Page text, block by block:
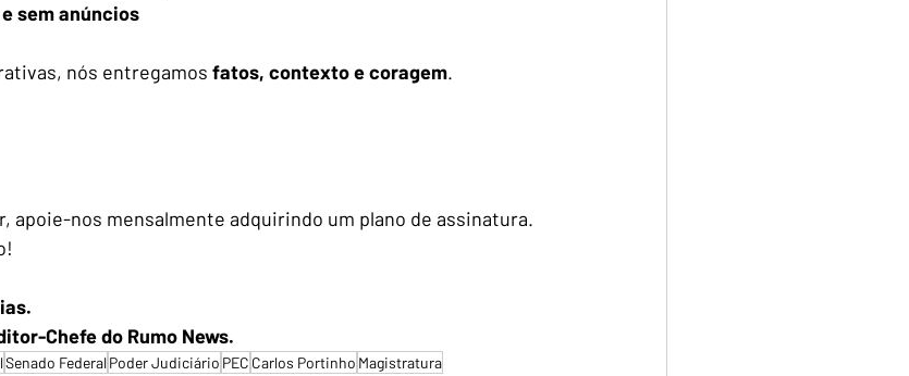
sem anúncios
nós entregamos fatos, contexto e coragem.
apoie-nos mensalmente adquirindo um plano de assinatura.
Chefe do Rumo News.
Senado FederalPoder Judiciário PEC Carlos Portinho Magistratura